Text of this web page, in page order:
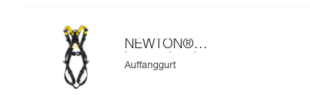
NEWTON®
internationale
Ausführung
Auffanggurt